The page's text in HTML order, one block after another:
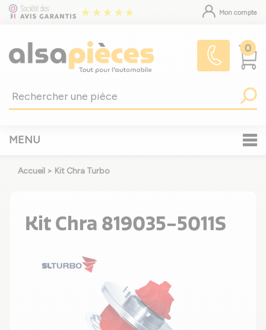
Mon compte
0
MENU
Accueil > Kit Chra Turbo
Kit Chra 819035-5011S